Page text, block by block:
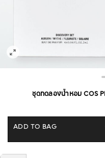
ชุดทดลองน้ำหอม COS
ADD TO BAG